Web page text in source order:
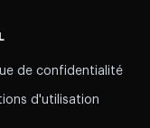
de confidentialité
d'utilisation